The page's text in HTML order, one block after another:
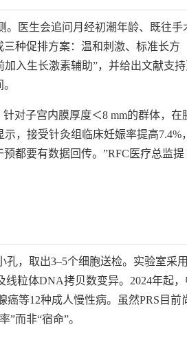
。医生会追问月经初潮年龄、既往手
种促排方案：温和刺激、标准长方
入生长激素辅助”，并给出文献支持
对子宫内膜厚度＜8 mm的群体，在
，接受针灸组临床妊娠率提高7.4%，
都要有数据回传。”RFC医疗总监提
，取出3–5个细胞送检。实验室采用
粒体DNA拷贝数变异。2024年起，
癌等12种成人慢性病。虽然PRS目前
而非“宿命”。